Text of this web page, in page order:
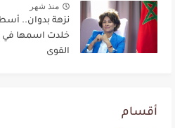
منذ شهر
نزهة بدوان..
خلدت اسمها في
القوى
أقسام